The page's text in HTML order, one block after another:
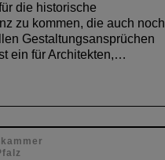
die historische
zu kommen, die auch noch
Gestaltungsansprüchen
ein für Architekten,…